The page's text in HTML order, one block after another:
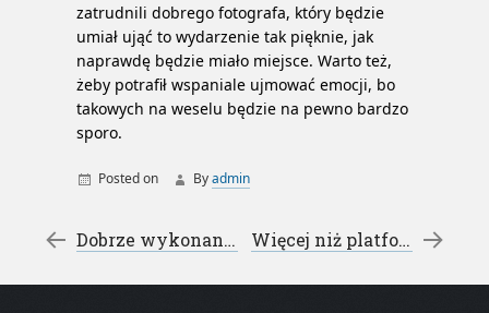
zatrudnili dobrego fotografa, który będzie
umiał ująć to wydarzenie tak pięknie, jak
naprawdę będzie miało miejsce. Warto też,
żeby potrafił wspaniale ujmować emocji, bo
takowych na weselu będzie na pewno bardzo
sporo.
Posted on Byadmin
Post navigation
←
Dobrze wykonana naprawa komputera – naprawa komputerów gdańsk Więcej niż platforma e-learningowa